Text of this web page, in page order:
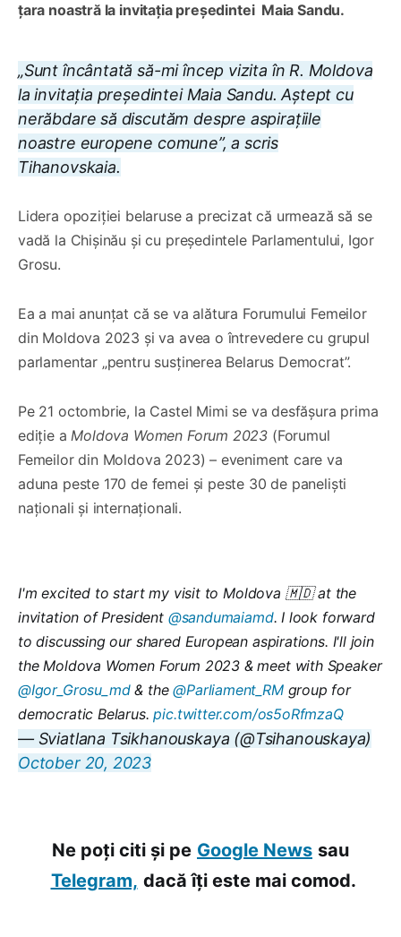
țara noastră la invitația președintei Maia Sandu.
„Sunt încântată să-mi încep vizita în R. Moldova
la invitația președintei Maia Sandu. Aștept cu
nerăbdare să discutăm despre aspirațiile
noastre europene comune”, a scris
Tihanovskaia.
Lidera opoziției belaruse a precizat că urmează să se
vadă la Chișinău și cu președintele Parlamentului, Igor
Grosu.
Ea a mai anunțat că se va alătura Forumului Femeilor
din Moldova 2023 și va avea o întrevedere cu grupul
parlamentar „pentru susținerea Belarus Democrat”.
Pe 21 octombrie, la Castel Mimi se va desfășura prima
ediție aMoldova Women Forum 2023 (Forumul
Femeilor din Moldova 2023) – eveniment care va
aduna peste 170 de femei și peste 30 de paneliști
naționali și internaționali.
I'm excited to start my visit to Moldova 🇲🇩 at the
invitation of President @sandumaiamd. I look forward
to discussing our shared European aspirations. I'll join
the Moldova Women Forum 2023 & meet with Speaker
@Igor_Grosu_md& the@Parliament_RMgroup for
democratic Belarus.pic.twitter.com/os5oRfmzaQ
— Sviatlana Tsikhanouskaya (@Tsihanouskaya)
October 20, 2023
Ne poți citi și pe Google News sau
Telegram, dacă îți este mai comod.